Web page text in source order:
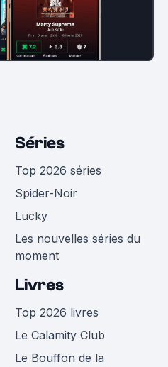
Séries
Top 2026 séries
Spider-Noir
Lucky
Les nouvelles séries du
moment
Livres
Top 2026 livres
Le Calamity Club
Le Bouffon de la